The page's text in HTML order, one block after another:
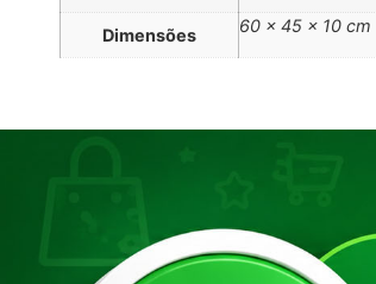
Dimensões 60 × 45 × 10 cm